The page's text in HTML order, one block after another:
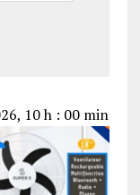
10 h : 00 min